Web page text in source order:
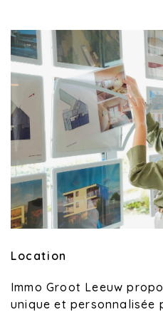
Location
Immo Groot Leeuw
unique et personnalisée